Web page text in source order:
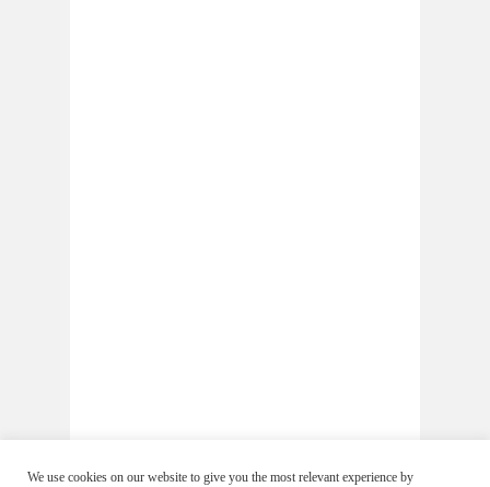
We use cookies on our website to give you the most relevant experience by